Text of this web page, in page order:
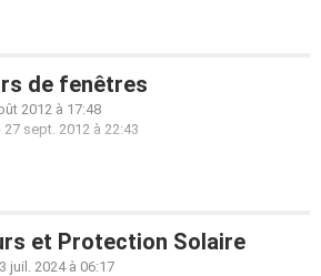
de fenêtres
2012 à 17:48
27 sept. 2012 à 22:43
et Protection Solaire
juil. 2024 à 06:17